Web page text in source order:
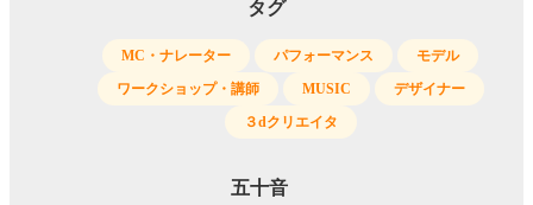
タグ
MC・ナレーター パフォーマンス
モデル
ワークショップ・講師
MUSIC
デザイナー
３dクリエイタ
五十音